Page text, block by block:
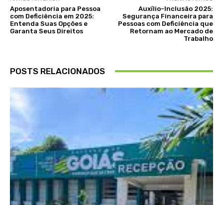
Aposentadoria para Pessoa
com Deficiência em 2025:
Entenda Suas Opções e
Garanta Seus Direitos
Auxílio-Inclusão 2025:
Segurança Financeira para
Pessoas com Deficiência que
Retornam ao Mercado de
Trabalho
POSTS RELACIONADOS